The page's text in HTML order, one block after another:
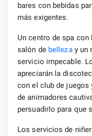
bares con bebidas
más exigentes.
Un centro de spa con
salón de bellezay un
servicio impecable.
apreciarán la
con el club de juegos
de animadores
persuadirlo para que
Los servicios de